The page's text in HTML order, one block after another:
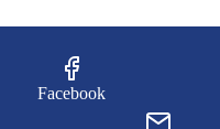
Facebook